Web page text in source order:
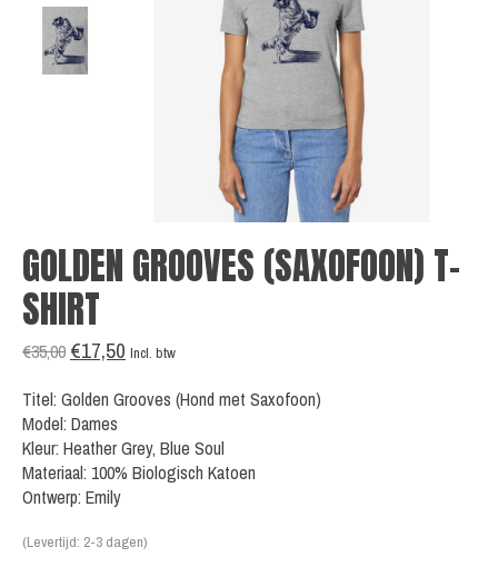
GOLDEN GROOVES (SAXOFOON) T-
SHIRT
€35,00 €17,50 Incl. btw
Titel: Golden Grooves (Hond met Saxofoon)
Model: Dames
Kleur: Heather Grey, Blue Soul
Materiaal: 100% Biologisch Katoen
Ontwerp: Emily
(Levertijd: 2-3 dagen)